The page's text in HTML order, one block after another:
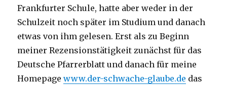
Frankfurter Schule, hatte aber weder in der
Schulzeit noch später im Studium und danach
etwas von ihm gelesen. Erst als zu Beginn
meiner Rezensionstätigkeit zunächst für das
Deutsche Pfarrerblatt und danach für meine
Homepagewww.der-schwache-glaube.de das